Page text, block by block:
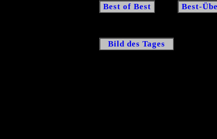
Best of Best Best-
Bild des Tages